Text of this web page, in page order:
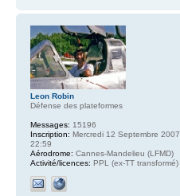
Leon Robin
Défense des plateformes
Messages: 15196
Inscription: Mercredi 12 Septembre 2007
22:59
Aérodrome: Cannes-Mandelieu (LFMD)
Activité/licences: PPL (ex-TT transformé)